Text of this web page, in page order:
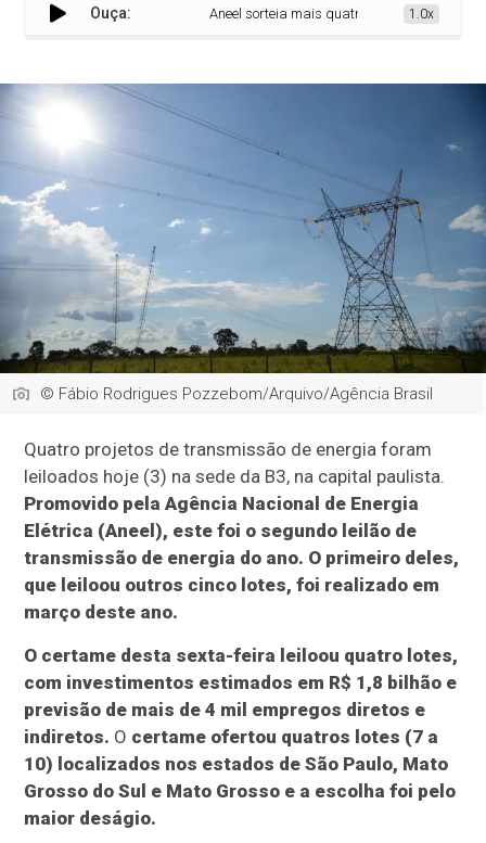
Ouça: Aneel sorteia mais quatro lotes de transmissão
1.0x
© Fábio Rodrigues Pozzebom/Arquivo/Agência Brasil
Quatro projetos de transmissão de energia foram
leiloados hoje (3) na sede da B3, na capital paulista.
Promovido pela Agência Nacional de Energia
Elétrica (Aneel), este foi o segundo leilão de
transmissão de energia do ano. O primeiro deles,
que leiloou outros cinco lotes, foi realizado em
março deste ano.
O certame desta sexta-feira leiloou quatro lotes,
com investimentos estimados em R$ 1,8 bilhão e
previsão de mais de 4 mil empregos diretos e
indiretos. O certame ofertou quatros lotes (7 a
10) localizados nos estados de São Paulo, Mato
Grosso do Sul e Mato Grosso e a escolha foi pelo
maior deságio.